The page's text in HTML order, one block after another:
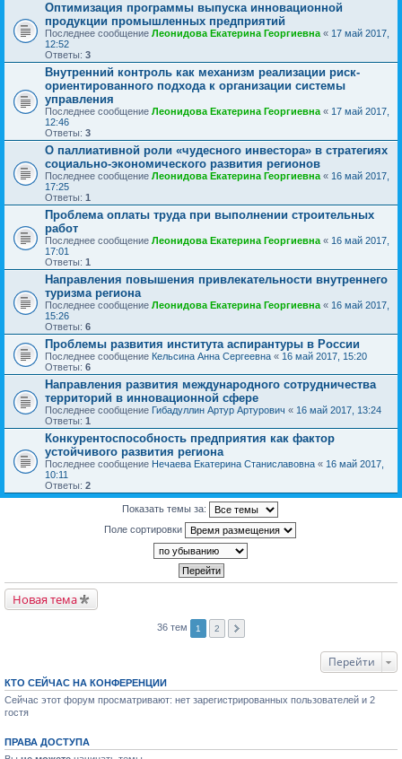
Оптимизация программы выпуска инновационной
продукции промышленных предприятий
Последнее сообщение Леонидова Екатерина Георгиевна « 17 май 2017,
12:52
Ответы: 3
Внутренний контроль как механизм реализации риск-
ориентированного подхода к организации системы
управления
Последнее сообщение Леонидова Екатерина Георгиевна « 17 май 2017,
12:46
Ответы: 3
О паллиативной роли «чудесного инвестора» в стратегиях
социально-экономического развития регионов
Последнее сообщение Леонидова Екатерина Георгиевна « 16 май 2017,
17:25
Ответы: 1
Проблема оплаты труда при выполнении строительных
работ
Последнее сообщение Леонидова Екатерина Георгиевна « 16 май 2017,
17:01
Ответы: 1
Направления повышения привлекательности внутреннего
туризма региона
Последнее сообщение Леонидова Екатерина Георгиевна « 16 май 2017,
15:26
Ответы: 6
Проблемы развития института аспирантуры в России
Последнее сообщение Кельсина Анна Сергеевна « 16 май 2017, 15:20
Ответы: 6
Направления развития международного сотрудничества
территорий в инновационной сфере
Последнее сообщение Гибадуллин Артур Артурович « 16 май 2017, 13:24
Ответы: 1
Конкурентоспособность предприятия как фактор
устойчивого развития региона
Последнее сообщение Нечаева Екатерина Станиславовна « 16 май 2017,
10:11
Ответы: 2
Показать темы за:
Поле сортировки
Новая тема
36 тем 1 2
Перейти
КТО СЕЙЧАС НА КОНФЕРЕНЦИИ
Сейчас этот форум просматривают: нет зарегистрированных пользователей и 2
гостя
ПРАВА ДОСТУПА